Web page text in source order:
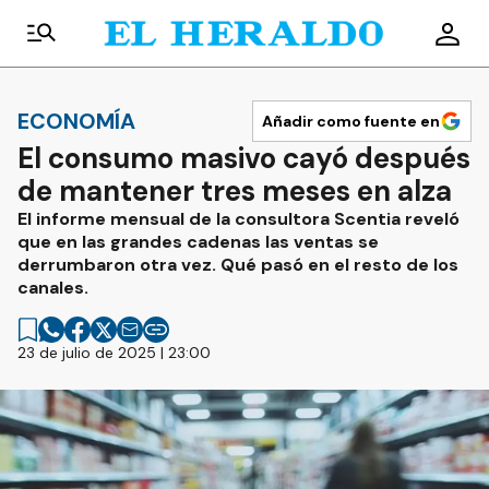
ECONOMÍA Añadir como fuente en
El consumo masivo cayó después
de mantener tres meses en alza
El informe mensual de la consultora Scentia reveló
que en las grandes cadenas las ventas se
derrumbaron otra vez. Qué pasó en el resto de los
canales.
23 de julio de 2025 | 23:00